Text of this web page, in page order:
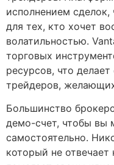
исполнением
для тех, кто хочет
волатильностью.
торговых
ресурсов, что
трейдеров,
Большинство
демо-счет, чтобы вы
самостоятельно.
который не